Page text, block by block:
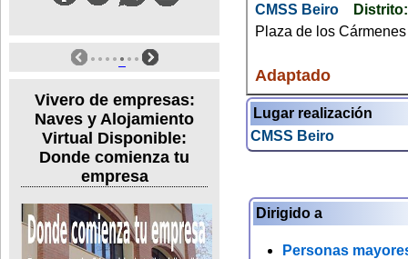
Vivero de empresas:
Naves y Alojamiento
Virtual Disponible:
Donde comienza tu
empresa
CMSS Beiro
Plaza de los Cármenes
Adaptado
Lugar realización
CMSS Beiro
Dirigido a
Personas